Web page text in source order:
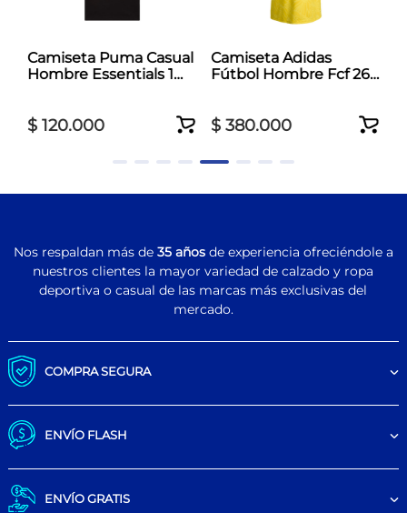
Camiseta Puma Casual
Hombre Essentials 1
$ 120.000
Camiseta Adidas
Fútbol Hombre Fcf 26
$ 380.000
Nos respaldan más de 35 añosde experiencia ofreciéndole a
nuestros clientes la mayor variedad de calzado y ropa
deportiva o casual de las marcas más exclusivas del
mercado.
COMPRA SEGURA
ENVÍO FLASH
ENVÍO GRATIS